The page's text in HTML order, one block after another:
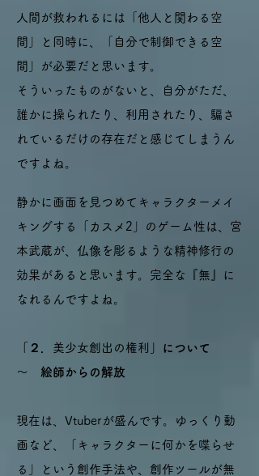
人間が救われるには「他人と関わる空
間」と同時に、「自分で制御できる空
間」が必要だと思います。
そういったものがないと、自分がただ、
誰かに操られたり、利用されたり、騙さ
れているだけの存在だと感じてしまうん
ですよね。
​静かに画面を見つめてキャラクターメイ
キングする「カスメ2」のゲーム性は、宮
本武蔵が、仏像を彫るような精神修行の
効果があると思います。完全な『無』に
なれるんですよね。
「２． 美少女創出の権利
」について
～ 絵師からの解放
現在は、Vtuberが盛んです。ゆっくり動
画など、「キャラクターに何かを喋らせ
る」という創作手法や、創作ツールが無